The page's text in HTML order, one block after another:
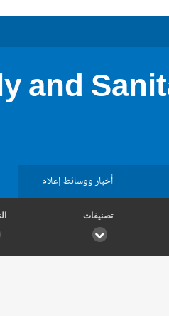
and
أخبار ووسائط إعلام
تصنيفات